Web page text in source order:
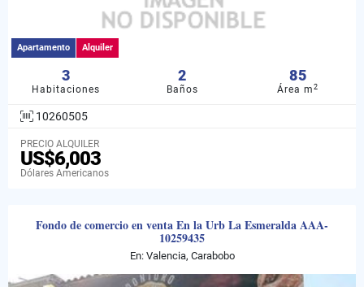
Apartamento Alquiler
3
Habitaciones
2
Baños
85
Área m2
10260505
PRECIO ALQUILER
US$6,003
Dólares Americanos
Fondo de comercio en venta En la Urb La Esmeralda AAA-
10259435
En: Valencia, Carabobo